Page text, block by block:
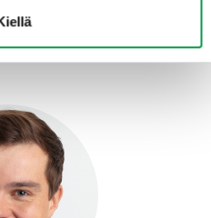
suositusten